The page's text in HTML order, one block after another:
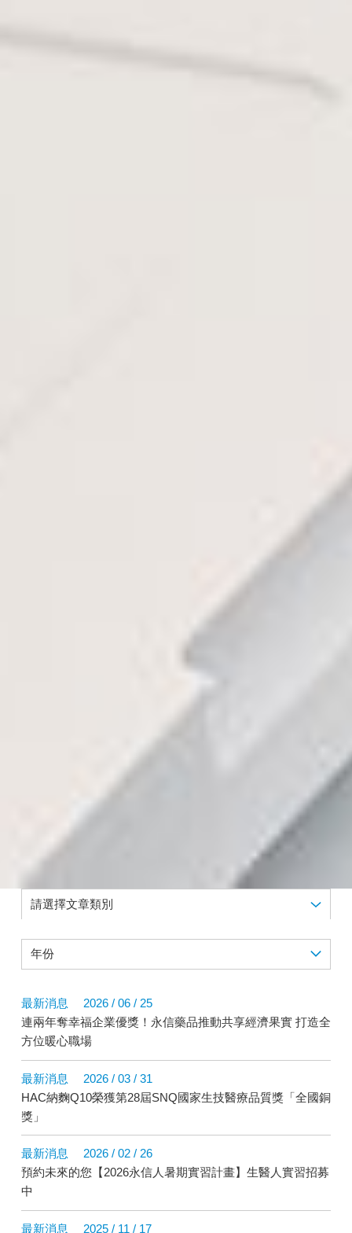
最新消息
2026 / 06 / 25
連兩年奪幸福企業優獎！永信藥品推動共享經濟果實 打造全
方位暖心職場
最新消息
2026 / 03 / 31
HAC納麴Q10榮獲第28屆SNQ國家生技醫療品質獎「全國銅
獎」
最新消息
2026 / 02 / 26
預約未來的您【2026永信人暑期實習計畫】生醫人實習招募
中
最新消息
2025 / 11 / 17